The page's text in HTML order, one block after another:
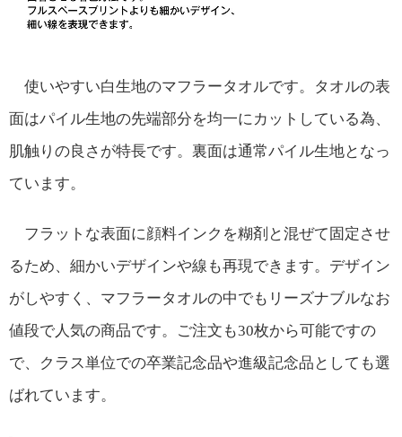
使いやすい白生地のマフラータオルです。タオルの表
面はパイル生地の先端部分を均一にカットしている為、
肌触りの良さが特長です。裏面は通常パイル生地となっ
ています。
フラットな表面に顔料インクを糊剤と混ぜて固定させ
るため、細かいデザインや線も再現できます。デザイン
がしやすく、マフラータオルの中でもリーズナブルなお
値段で人気の商品です。ご注文も30枚から可能ですの
で、クラス単位での卒業記念品や進級記念品としても選
ばれています。